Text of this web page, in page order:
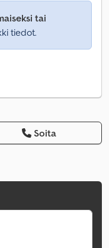
tai
tiedot.
Soita